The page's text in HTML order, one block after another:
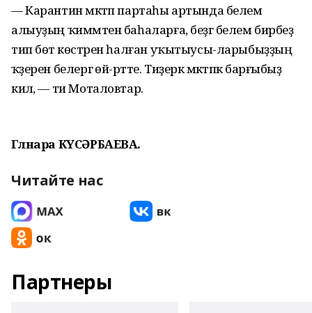
— Карантин мәктәп партаһы артында белем
алыуҙың ҡиммәтен баһаларға, беҙгә белем бирәбеҙ
тип бөтә көстәрен һалған уҡытыусы-ларыбыҙҙың
ҡәҙерен белергә өй-рәтте. Тиҙерәк мәктәпкә барғыбыҙ
килә, — ти Моталовтар.
Гөлнара КҮСӘРБАЕВА.
Читайте нас
Партнеры